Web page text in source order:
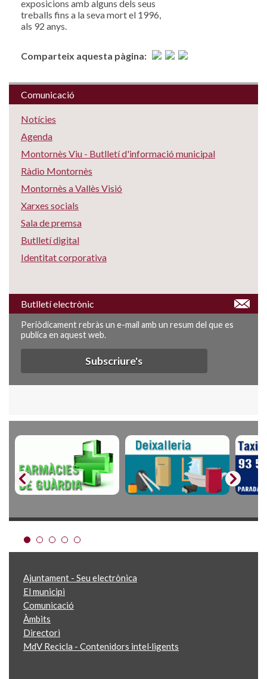
exposicions amb alguns dels seus
treballs fins a la seva mort el 1996,
als 92 anys.
Comparteix aquesta pàgina:
Comunicació
Notícies
Agenda
Montornès Viu - Butlletí d'informació municipal
Ràdio Montornès
Montornès a Vallès Visió
Xarxes socials
Sala de premsa
Butlletí digital
Identitat corporativa
Butlletí electrònic
Periòdicament rebràs un e-mail amb un resum del que es
publica en aquest web.
Subscriure's
Ajuntament - Seu electrònica
El municipi
Comunicació
Àmbits
Directori
MdV Recicla - Contenidors intel·ligents